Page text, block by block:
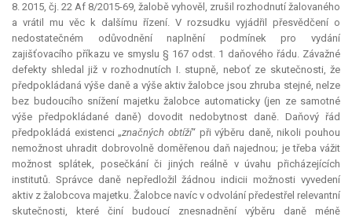
8. 2015, čj. 22 Af 8/2015-69, žalobě vyhověl, zrušil rozhodnutí žalovaného
a vrátil mu věc k dalšímu řízení. V rozsudku vyjádřil přesvědčení o
nedostatečném odůvodnění naplnění podmínek pro vydání
zajišťovacího příkazu ve smyslu § 167 odst. 1 daňového řádu. Závažné
defekty shledal již v rozhodnutích I. stupně, neboť ze skutečnosti, že
předpokládaná výše daně a výše aktiv žalobce jsou zhruba stejné, nelze
bez budoucího snížení majetku žalobce automaticky (jen ze samotné
výše předpokládané daně) dovodit nedobytnost daně. Daňový řád
předpokládá existenci „značných obtíží“ při výběru daně, nikoli pouhou
nemožnost uhradit dobrovolně doměřenou daň najednou; je třeba vážit
možnost splátek, posečkání či jiných reálně v úvahu přicházejících
institutů. Správce daně nepředložil žádnou indicii možnosti vyvedení
aktiv z žalobcova majetku. Žalobce navíc v odvolání předestřel relevantní
skutečnosti, které činí budoucí znesnadnění výběru daně méně